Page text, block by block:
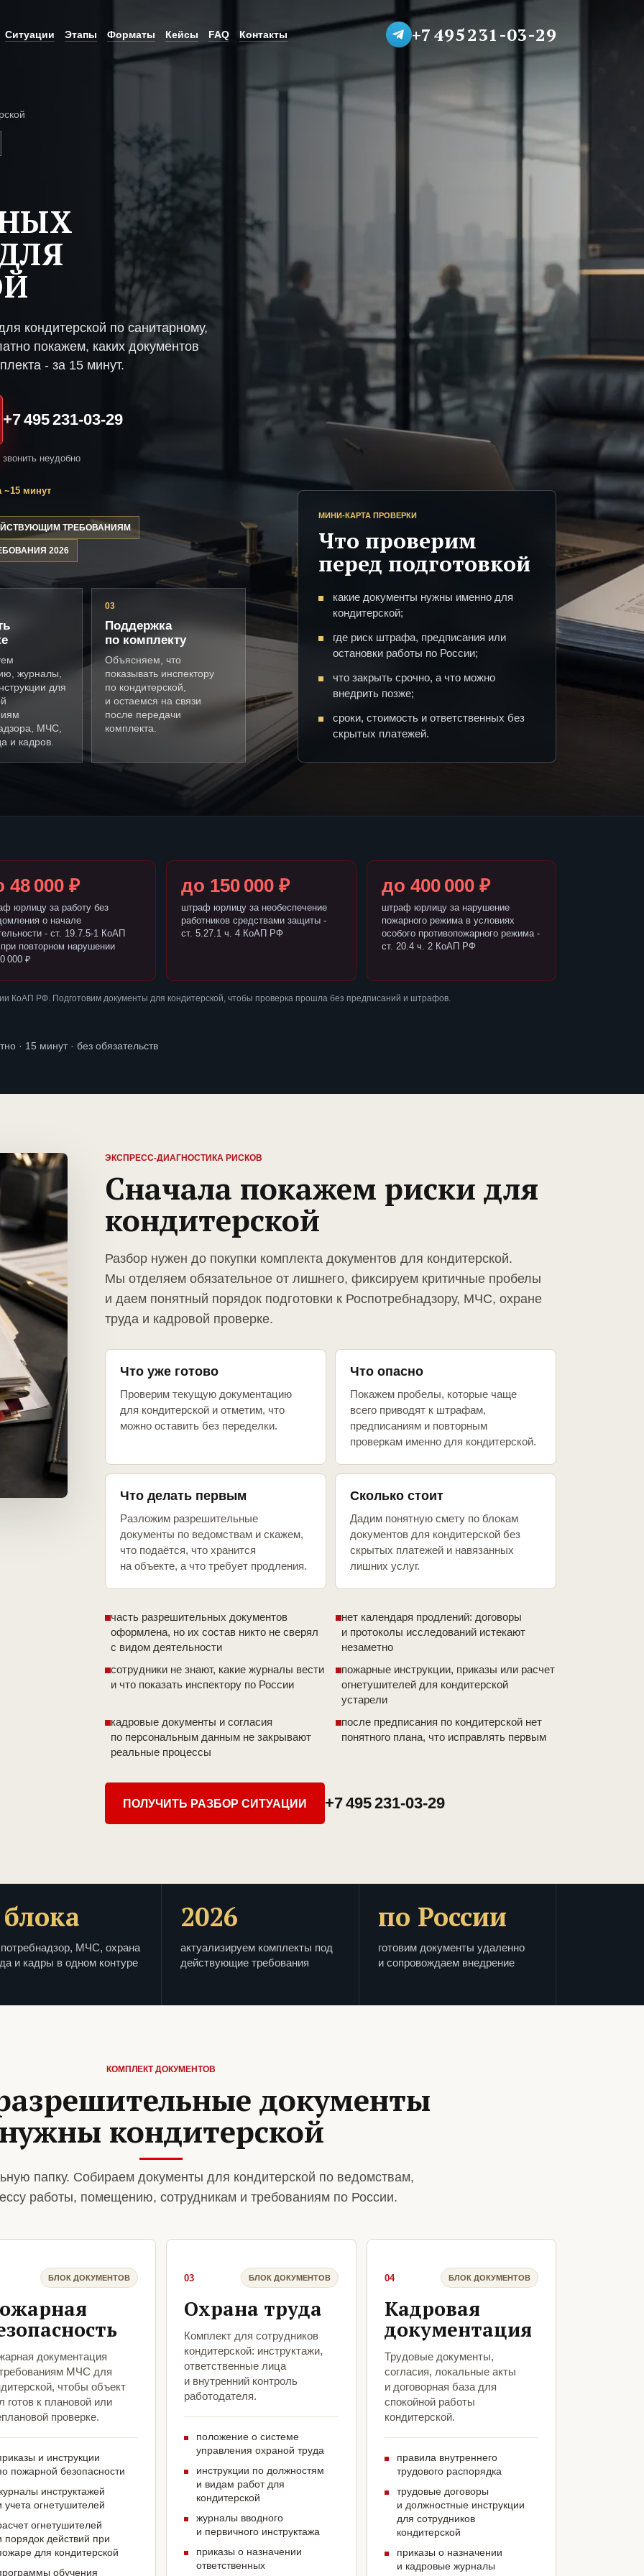
Ситуации Этапы Форматы Кейсы FAQ Контакты +7 495 231-03-29
кондитерской по санитарному,
покажем, каких документов
- за 15 минут.
+7 495 231-03-29
неудобно
~15 минут
ТРЕБОВАНИЯМ
2026
журналы,
для
МЧС,
и кадров.
03
Поддержка
по комплекту
Объясняем, что
показывать инспектору
по кондитерской,
и остаемся на связи
после передачи
комплекта.
МИНИ-КАРТА ПРОВЕРКИ
Что проверим
перед подготовкой
какие документы нужны именно для
кондитерской;
где риск штрафа, предписания или
остановки работы по России;
что закрыть срочно, а что можно
внедрить позже;
сроки, стоимость и ответственных без
скрытых платежей.
48 000 ₽
юрлицу за работу без
о начале
- ст. 19.7.5-1 КоАП
повторном нарушении
000 ₽
до 150 000 ₽
штраф юрлицу за необеспечение
работников средствами защиты -
ст. 5.27.1 ч. 4 КоАП РФ
до 400 000 ₽
штраф юрлицу за нарушение
пожарного режима в условиях
особого противопожарного режима -
ст. 20.4 ч. 2 КоАП РФ
КоАП РФ. Подготовим документы для кондитерской, чтобы проверка прошла без предписаний и штрафов.
· 15 минут · без обязательств
ЭКСПРЕСС-ДИАГНОСТИКА РИСКОВ
Сначала покажем риски для
кондитерской
Разбор нужен до покупки комплекта документов для кондитерской.
Мы отделяем обязательное от лишнего, фиксируем критичные пробелы
и даем понятный порядок подготовки к Роспотребнадзору, МЧС, охране
труда и кадровой проверке.
Что уже готово
Проверим текущую документацию
для кондитерской и отметим, что
можно оставить без переделки.
Что опасно
Покажем пробелы, которые чаще
всего приводят к штрафам,
предписаниям и повторным
проверкам именно для кондитерской.
Что делать первым
Разложим разрешительные
документы по ведомствам и скажем,
что подаётся, что хранится
на объекте, а что требует продления.
Сколько стоит
Дадим понятную смету по блокам
документов для кондитерской без
скрытых платежей и навязанных
лишних услуг.
часть разрешительных документов
оформлена, но их состав никто не сверял
с видом деятельности
нет календаря продлений: договоры
и протоколы исследований истекают
незаметно
сотрудники не знают, какие журналы вести
и что показать инспектору по России
пожарные инструкции, приказы или расчет
огнетушителей для кондитерской
устарели
кадровые документы и согласия
по персональным данным не закрывают
реальные процессы
после предписания по кондитерской нет
понятного плана, что исправлять первым
ПОЛУЧИТЬ РАЗБОР СИТУАЦИИ +7 495 231-03-29
МЧС, охрана
и кадры в одном контуре
2026
актуализируем комплекты под
действующие требования
по России
готовим документы удаленно
и сопровождаем внедрение
КОМПЛЕКТ ДОКУМЕНТОВ
документы
кондитерской
папку. Собираем документы для кондитерской по ведомствам,
работы, помещению, сотрудникам и требованиям по России.
БЛОК ДОКУМЕНТОВ
документация
МЧС для
чтобы объект
готов к плановой или
проверке.
и инструкции
пожарной безопасности
инструктажей
учета огнетушителей
огнетушителей
порядок действий при
для кондитерской
обучения
03 БЛОК ДОКУМЕНТОВ
Охрана труда
Комплект для сотрудников
кондитерской: инструктажи,
ответственные лица
и внутренний контроль
работодателя.
положение о системе
управления охраной труда
инструкции по должностям
и видам работ для
кондитерской
журналы вводного
и первичного инструктажа
приказы о назначении
ответственных
04 БЛОК ДОКУМЕНТОВ
Кадровая
документация
Трудовые документы,
согласия, локальные акты
и договорная база для
спокойной работы
кондитерской.
правила внутреннего
трудового распорядка
трудовые договоры
и должностные инструкции
для сотрудников
кондитерской
приказы о назначении
и кадровые журналы